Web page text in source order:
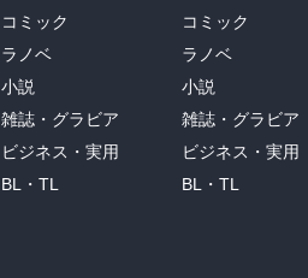
コミック
ラノベ
小説
雑誌・グラビア
ビジネス・実用
BL・TL
コミック
ラノベ
小説
雑誌・グラビア
ビジネス・実用
BL・TL